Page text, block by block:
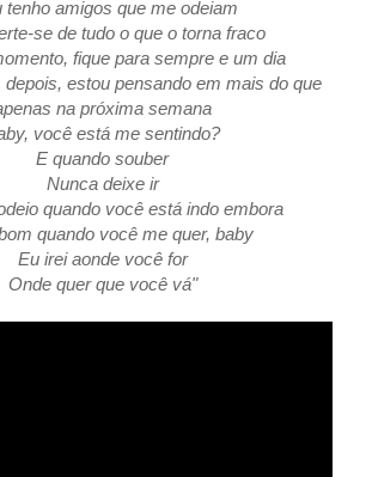
tenho amigos que me odeiam
se de tudo o que o torna fraco
fique para sempre e um dia
estou pensando em mais do que
na próxima semana
você está me sentindo?
E quando souber
Nunca deixe ir
quando você está indo embora
quando você me quer, baby
Eu irei aonde você for
Onde quer que você vá"